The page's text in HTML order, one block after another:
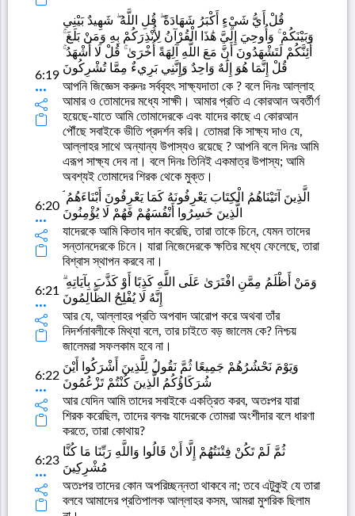
6:19
قُلْ أَيُّ شَيْءٍ أَكْبَرُ شَهَادَةً ۖ قُلِ اللَّهُ ۖ شَهِيدٌ بَيْنِي
وَبَيْنَكُمْ ۚ وَأُوحِيَ إِلَيَّ هَٰذَا الْقُرْآنُ لِأُنْذِرَكُمْ بِهِ وَمَنْ بَلَغَ ۚ
أَئِنَّكُمْ لَتَشْهَدُونَ أَنَّ مَعَ اللَّهِ آلِهَةً أُخْرَىٰ ۚ قُلْ لَا أَشْهَدُ ۚ
قُلْ إِنَّمَا هُوَ إِلَٰهٌ وَاحِدٌ وَإِنَّنِي بَرِيءٌ مِمَّا تُشْرِكُونَ
আপনি জিজ্ঞেস করুনঃ সর্ববৃহৎ সাক্ষ্যদাতা কে ? বলে দিনঃ আল্লাহ
আমার ও তোমাদের মধ্যে সাক্ষী। আমার প্রতি এ কোরআন অবর্তীর্ণ
হয়েছে-যাতে আমি তোমাদেরকে এবং যাদের কাছে এ কোরআন
পৌঁছে সবাইকে ভীতি প্রদর্শন করি। তোমরা কি সাক্ষ্য দাও যে,
আল্লাহর সাথে অন্যান্য উপাস্যও রয়েছে ? আপনি বলে দিনঃ আমি
এরূপ সাক্ষ্য দেব না। বলে দিনঃ তিনিই একমাত্র উপাস্য; আমি
অবশ্যই তোমাদের শিরক থেকে মুক্ত।
6:20
الَّذِينَ آتَيْنَاهُمُ الْكِتَابَ يَعْرِفُونَهُ كَمَا يَعْرِفُونَ أَبْنَاءَهُمُ ۘ
الَّذِينَ خَسِرُوا أَنْفُسَهُمْ فَهُمْ لَا يُؤْمِنُونَ
যাদেরকে আমি কিতাব দান করেছি, তারা তাকে চিনে, যেমন তাদের
সন্তানদেরকে চিনে। যারা নিজেদেরকে ক্ষতির মধ্যে ফেলেছে, তারা
বিশ্বাস স্থাপন করবে না।
6:21
وَمَنْ أَظْلَمُ مِمَّنِ افْتَرَىٰ عَلَى اللَّهِ كَذِبًا أَوْ كَذَّبَ بِآيَاتِهِ ۗ
إِنَّهُ لَا يُفْلِحُ الظَّالِمُونَ
আর যে, আল্লাহর প্রতি অপবাদ আরোপ করে অথবা তাঁর
নিদর্শনাবলীকে মিথ্যা বলে, তার চাইতে বড় জালেম কে? নিশ্চয়
জালেমরা সফলকাম হবে না।
6:22
وَيَوْمَ نَحْشُرُهُمْ جَمِيعًا ثُمَّ نَقُولُ لِلَّذِينَ أَشْرَكُوا أَيْنَ
شُرَكَاؤُكُمُ الَّذِينَ كُنْتُمْ تَزْعُمُونَ
আর যেদিন আমি তাদের সবাইকে একত্রিত করব, অতঃপর যারা
শিরক করেছিল, তাদের বলবঃ যাদেরকে তোমরা অংশীদার বলে ধারণা
করতে, তারা কোথায়?
6:23
ثُمَّ لَمْ تَكُنْ فِتْنَتُهُمْ إِلَّا أَنْ قَالُوا وَاللَّهِ رَبِّنَا مَا كُنَّا
مُشْرِكِينَ
অতঃপর তাদের কোন অপরিচ্ছন্নতা থাকবে না; তবে এটুকুই যে তারা
বলবে আমাদের প্রতিপালক আল্লাহর কসম, আমরা মুশরিক ছিলাম